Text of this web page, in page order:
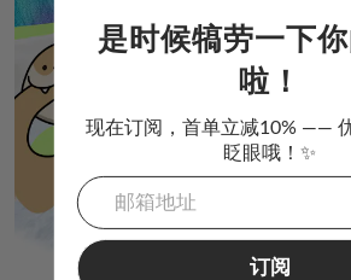
是时候犒劳一下
啦！
现在订阅，首单立减10% ——
眨眼哦！✨
订阅